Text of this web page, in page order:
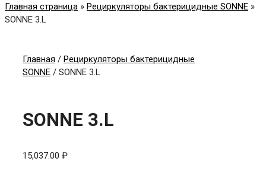
Главная страница » Рециркуляторы бактерицидные SONNE »
SONNE 3.L
Главная / Рециркуляторы бактерицидные
SONNE / SONNE 3.L
SONNE 3.L
15,037.00 ₽